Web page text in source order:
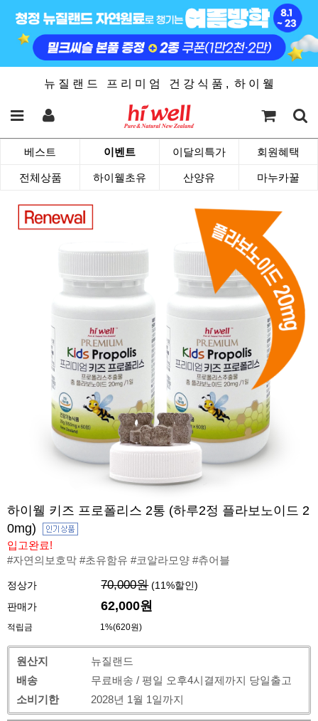
뉴 질 랜 드 프 리 미 엄 건 강 식 품 , 하 이 웰
베스트 이벤트 이달의특가 회원혜택
전체상품 하이웰초유 산양유 마누카꿀
하이웰 키즈 프로폴리스 2통 (하루2정 플라보노이드 2
0mg)
입고완료!
#자연의보호막 #초유함유 #코알라모양 #츄어블
정상가 70,000원 (11%할인)
판매가
62,000원
적립금 1%(620원)
원산지
뉴질랜드
배송
무료배송 / 평일 오후4시결제까지 당일출고
소비기한
2028년 1월 1일까지